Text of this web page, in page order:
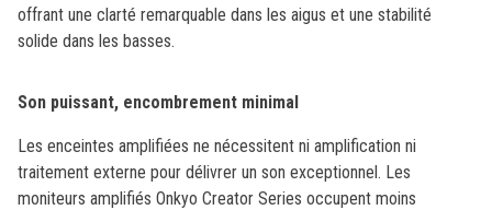
offrant une clarté remarquable dans les aigus et une stabilité
solide dans les basses.
Son puissant, encombrement minimal
Les enceintes amplifiées ne nécessitent ni amplification ni
traitement externe pour délivrer un son exceptionnel. Les
moniteurs amplifiés Onkyo Creator Series occupent moins